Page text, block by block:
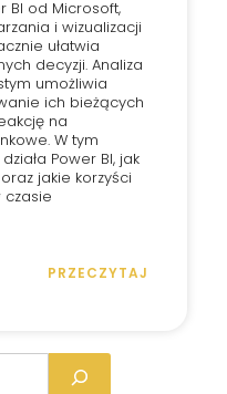
BI od Microsoft,
i wizualizacji
ułatwia
decyzji. Analiza
umożliwia
ich bieżących
na
W tym
Power BI, jak
jakie korzyści
czasie
PRZECZYTAJ